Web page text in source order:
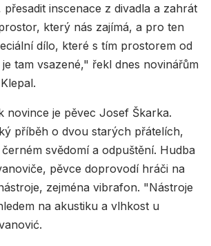
inscenace z divadla a zahrát
který nás zajímá, a pro ten
dílo, které s tím prostorem od
tam vsazené," řekl dnes novinářům
novince je pěvec Josef Škarka.
příběh o dvou starých přátelích,
svědomí a odpuštění. Hudba
pěvce doprovodí hráči na
zejména vibrafon. "Nástroje
na akustiku a vlhkost u